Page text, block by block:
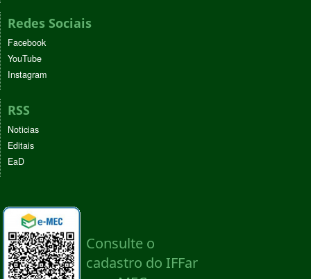
Redes Sociais
Facebook
YouTube
Instagram
RSS
Noticias
Editais
EaD